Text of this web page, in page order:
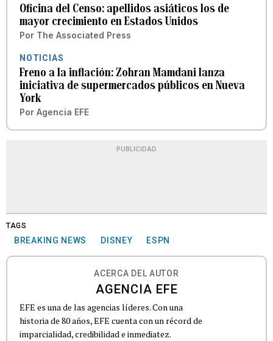
Oficina del Censo: apellidos asiáticos los de
mayor crecimiento en Estados Unidos
Por The Associated Press
NOTICIAS
Freno a la inflación: Zohran Mamdani lanza
iniciativa de supermercados públicos en Nueva
York
Por Agencia EFE
PUBLICIDAD
TAGS
BREAKING NEWS DISNEY ESPN
ACERCA DEL AUTOR
AGENCIA EFE
EFE es una de las agencias líderes. Con una
historia de 80 años, EFE cuenta con un récord de
imparcialidad, credibilidad e inmediatez.